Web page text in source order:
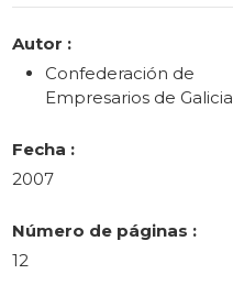
Autor :
Confederación de
Empresarios de Galicia
Fecha :
2007
Número de páginas :
12